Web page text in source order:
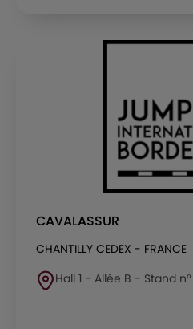
CAVALASSUR
CHANTILLY CEDEX - FRANCE
Hall 1 - Allée B - Stand n°